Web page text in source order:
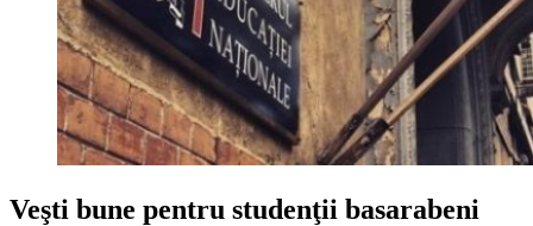
Veşti bune pentru studenţii basarabeni